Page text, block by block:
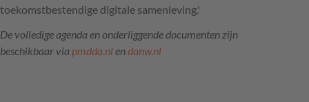
toekomstbestendige digitale samenleving.'
De volledige agenda en onderliggende documenten zijn
beschikbaar via pmdda.nlendanw.nl